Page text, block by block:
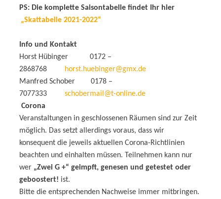
PS: Die komplette Saisontabelle findet Ihr hier
„Skattabelle 2021-2022“
Info und Kontakt
Horst Hübinger 0172 –
2868768
horst.huebinger@gmx.de
Manfred Schober 0178 –
7077333 schobermail@t-online.de
Corona
Veranstaltungen in geschlossenen Räumen sind zur Zeit
möglich. Das setzt allerdings voraus, dass wir
konsequent die jeweils aktuellen Corona-Richtlinien
beachten und einhalten müssen. Teilnehmen kann nur
wer „Zwei G +“ geimpft, genesen und getestet oder
geboostert! ist.
Bitte die entsprechenden Nachweise immer mitbringen.